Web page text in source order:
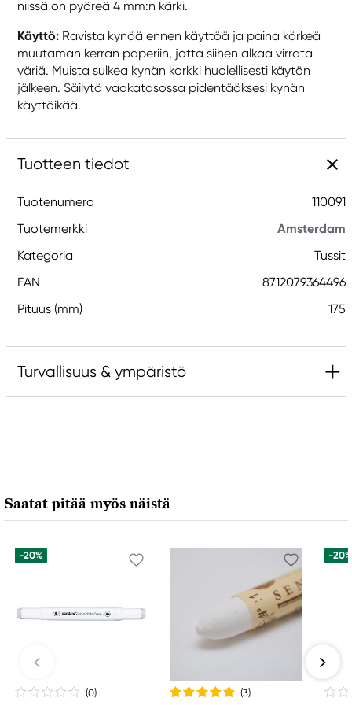
niissä on pyöreä 4 mm:n kärki.
Käyttö: Ravista kynää ennen käyttöä ja paina kärkeä
muutaman kerran paperiin, jotta siihen alkaa virrata
väriä. Muista sulkea kynän korkki huolellisesti käytön
jälkeen. Säilytä vaakatasossa pidentääksesi kynän
käyttöikää.
Tuotteen tiedot
Tuotenumero
110091
Tuotemerkki
Amsterdam
Kategoria
Tussit
EAN
8712079364496
Pituus (mm)
175
Turvallisuus & ympäristö
7311 PD Apeldoorn, Netherlands
info@royaltalens.com
Saatat pitää myös näistä
-20%
(0)
(3)
-